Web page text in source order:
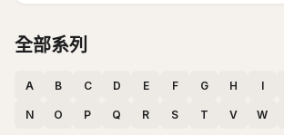
全部系列
A B C D E F G H I
N O P Q R S T V W